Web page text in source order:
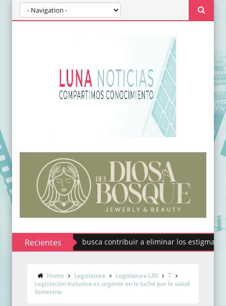
Recientes
Codhem busca contribuir a eliminar los estigmas y mitos
Home Legislatura Legislatura LXII
T
Legislación Inclusiva es urgente en la lucha por la salud
femenina